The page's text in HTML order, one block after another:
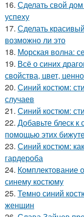
16. Сделать свой
успеху
17. Сделать
возможно ли это
18. Морская волна:
19. Всё о синих
свойства, цвет,
20. Синий костюм:
случаев
21. Синий костюм:
22. Добавьте блеск
помощью этих
23. Синий костюм:
гардероба
24. Комплектование
синему костюму
25. Темно синий
женщин